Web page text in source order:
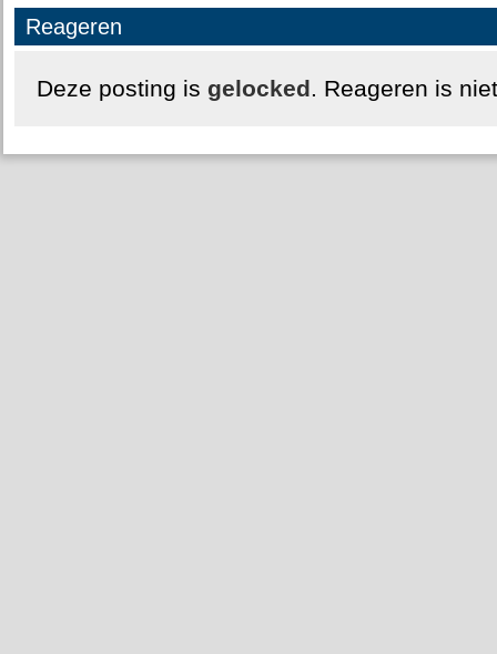
Reageren
Deze posting is gelocked. Reageren is